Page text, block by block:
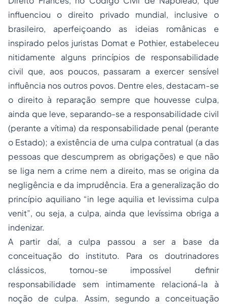
influenciou o direito privado mundial, inclusive o
brasileiro, aperfeiçoando as ideias românicas e
inspirado pelos juristas Domat e Pothier, estabeleceu
nitidamente alguns princípios de responsabilidade
civil que, aos poucos, passaram a exercer sensível
influência nos outros povos. Dentre eles, destacam-se
o direito à reparação sempre que houvesse culpa,
ainda que leve, separando-se a responsabilidade civil
(perante a vítima) da responsabilidade penal (perante
o Estado); a existência de uma culpa contratual (a das
pessoas que descumprem as obrigações) e que não
se liga nem a crime nem a direito, mas se origina da
negligência e da imprudência. Era a generalização do
princípio aquiliano “in lege aquilia et levissima culpa
venit”, ou seja, a culpa, ainda que levíssima obriga a
indenizar.
A partir daí, a culpa passou a ser a base da
conceituação do instituto. Para os doutrinadores
clássicos, tornou-se impossível definir
responsabilidade sem intimamente relacioná-la à
noção de culpa. Assim, segundo a conceituação